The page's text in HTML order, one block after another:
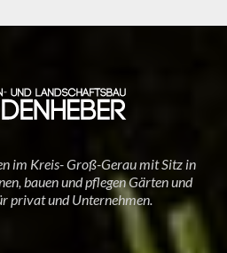
im Kreis- Groß-Gerau mit Sitz in
bauen und pflegen Gärten und
privat und Unternehmen.